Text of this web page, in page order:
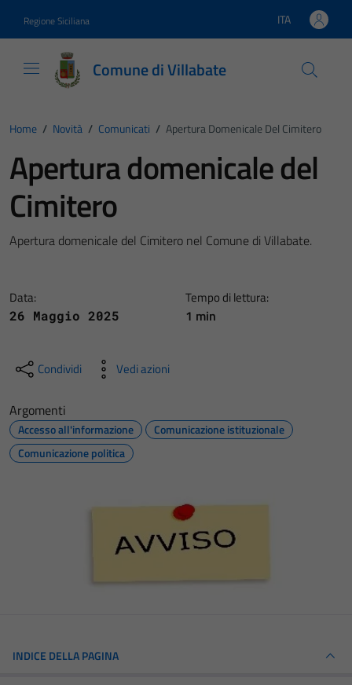
Regione Siciliana Lingua attiva:
ITA
Comune di Villabate
Home / Novità / Comunicati / Apertura Domenicale Del Cimitero
Apertura domenicale del
Cimitero
Apertura domenicale del Cimitero nel Comune di Villabate.
Data:
26 Maggio 2025
Tempo di lettura:
1 min
Condividi Vedi azioni
Argomenti
Accesso all'informazione
Comunicazione istituzionale
Comunicazione politica
INDICE DELLA PAGINA